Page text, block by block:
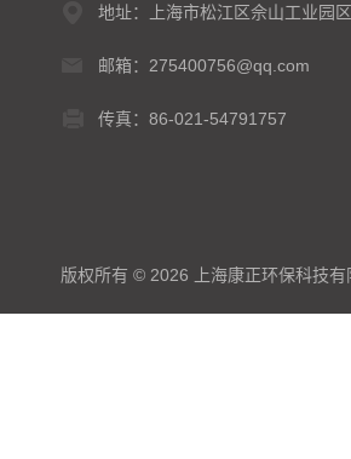
地址：上海市松江区佘山工业园
邮箱：275400756@qq.com
传真：86-021-54791757
版权所有 © 2026 上海康正环保科技